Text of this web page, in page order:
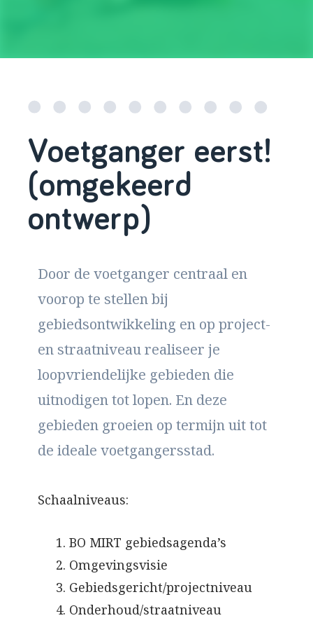
Voetganger eerst!
(omgekeerd
ontwerp)
Door de voetganger centraal en
voorop te stellen bij
gebiedsontwikkeling en op project-
en straatniveau realiseer je
loopvriendelijke gebieden die
uitnodigen tot lopen. En deze
gebieden groeien op termijn uit tot
de ideale voetgangersstad.
Schaalniveaus:
BO MIRT gebiedsagenda’s
Omgevingsvisie
Gebiedsgericht/projectniveau
Onderhoud/straatniveau